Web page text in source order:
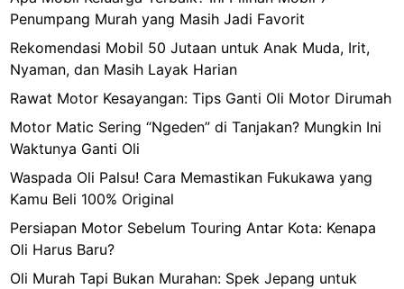
Penumpang Murah yang Masih Jadi Favorit
Rekomendasi Mobil 50 Jutaan untuk Anak Muda, Irit,
Nyaman, dan Masih Layak Harian
Rawat Motor Kesayangan: Tips Ganti Oli Motor Dirumah
Motor Matic Sering “Ngeden” di Tanjakan? Mungkin Ini
Waktunya Ganti Oli
Waspada Oli Palsu! Cara Memastikan Fukukawa yang
Kamu Beli 100% Original
Persiapan Motor Sebelum Touring Antar Kota: Kenapa
Oli Harus Baru?
Oli Murah Tapi Bukan Murahan: Spek Jepang untuk